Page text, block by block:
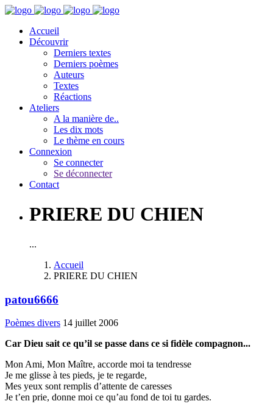
Accueil
Découvrir
Derniers textes
Derniers poèmes
Auteurs
Textes
Réactions
Ateliers
A la manière de..
Les dix mots
Le thème en cours
Connexion
Se connecter
Se déconnecter
Contact
PRIERE DU CHIEN
...
Accueil
PRIERE DU CHIEN
patou6666
Poèmes divers 14 juillet 2006
Car Dieu sait ce qu’il se passe dans ce si fidèle compagnon...
Mon Ami, Mon Maître, accorde moi ta tendresse
Je me glisse à tes pieds, je te regarde,
Mes yeux sont remplis d’attente de caresses
Je t’en prie, donne moi ce qu’au fond de toi tu gardes.